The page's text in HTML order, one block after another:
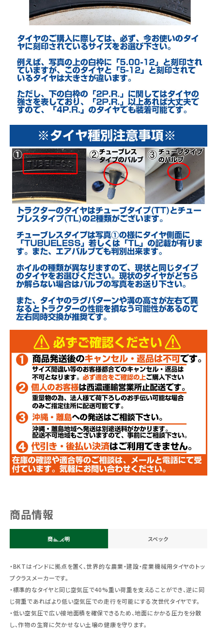
商品情報
商品説明 スペック
・BKTはインドに拠点を置く、世界的な農業・建設・産業機械用タイヤのトッ
プクラスメーカーです。
・標準的なタイヤと同じ空気圧で40%重い荷重を支えることができ、逆に同
じ荷重であればより低い空気圧での走行を可能にする次世代タイヤです。
・低い空気圧で広い接地面積を確保できるため、地面にかかる圧力を分散
し、作物の生育に欠かせない土壌の健康を守ります。